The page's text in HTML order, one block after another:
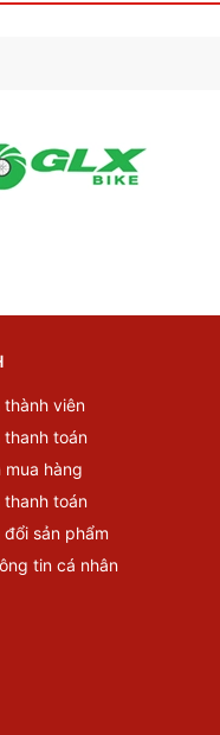
thành viên
thanh toán
mua hàng
thanh toán
sản phẩm
tin cá nhân